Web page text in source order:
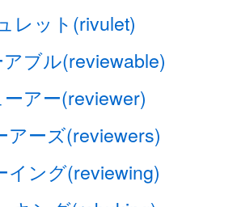
レット(rivulet)
ブル(reviewable)
ーアー(reviewer)
アーズ(reviewers)
イング(reviewing)